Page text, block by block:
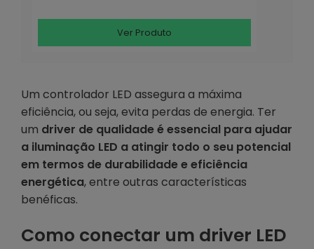
Ver Produto
Um controlador LED assegura a máxima
eficiência, ou seja, evita perdas de energia. Ter
um driver de qualidade é essencial para ajudar
a iluminação LED a atingir todo o seu potencial
em termos de durabilidade e eficiência
energética, entre outras características
benéficas.
Como conectar um driver LED